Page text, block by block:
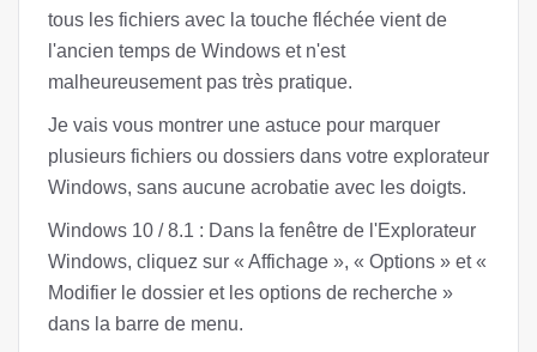
tous les fichiers avec la touche fléchée vient de
l'ancien temps de Windows et n'est
malheureusement pas très pratique.
Je vais vous montrer une astuce pour marquer
plusieurs fichiers ou dossiers dans votre explorateur
Windows, sans aucune acrobatie avec les doigts.
Windows 10 / 8.1 : Dans la fenêtre de l'Explorateur
Windows, cliquez sur « Affichage », « Options » et «
Modifier le dossier et les options de recherche »
dans la barre de menu.